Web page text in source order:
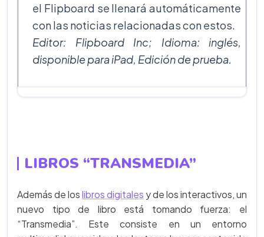
el Flipboard se llenará automáticamente
con las noticias relacionadas con estos.
Editor: Flipboard Inc; Idioma: inglés,
disponible para iPad, Edición de prueba.
LIBROS “TRANSMEDIA”
Además de loslibros digitales y de los interactivos, un
nuevo tipo de libro está tomando fuerza: el
“Transmedia”. Este consiste en un entorno